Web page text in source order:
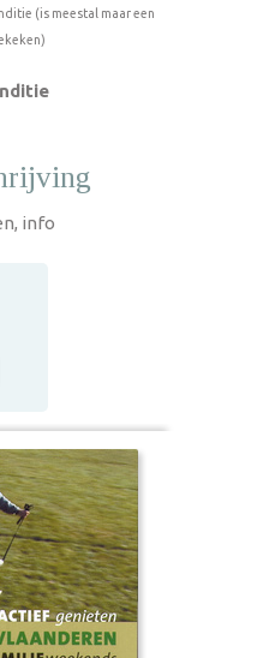
(is meestal maar een
info